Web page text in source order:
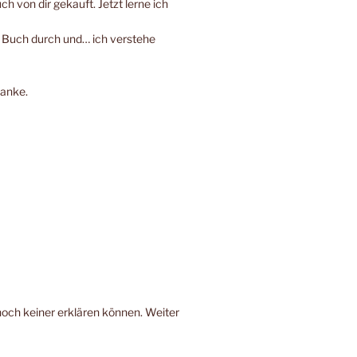
von dir gekauft. Jetzt lerne ich
durch und… ich verstehe
keiner erklären können. Weiter